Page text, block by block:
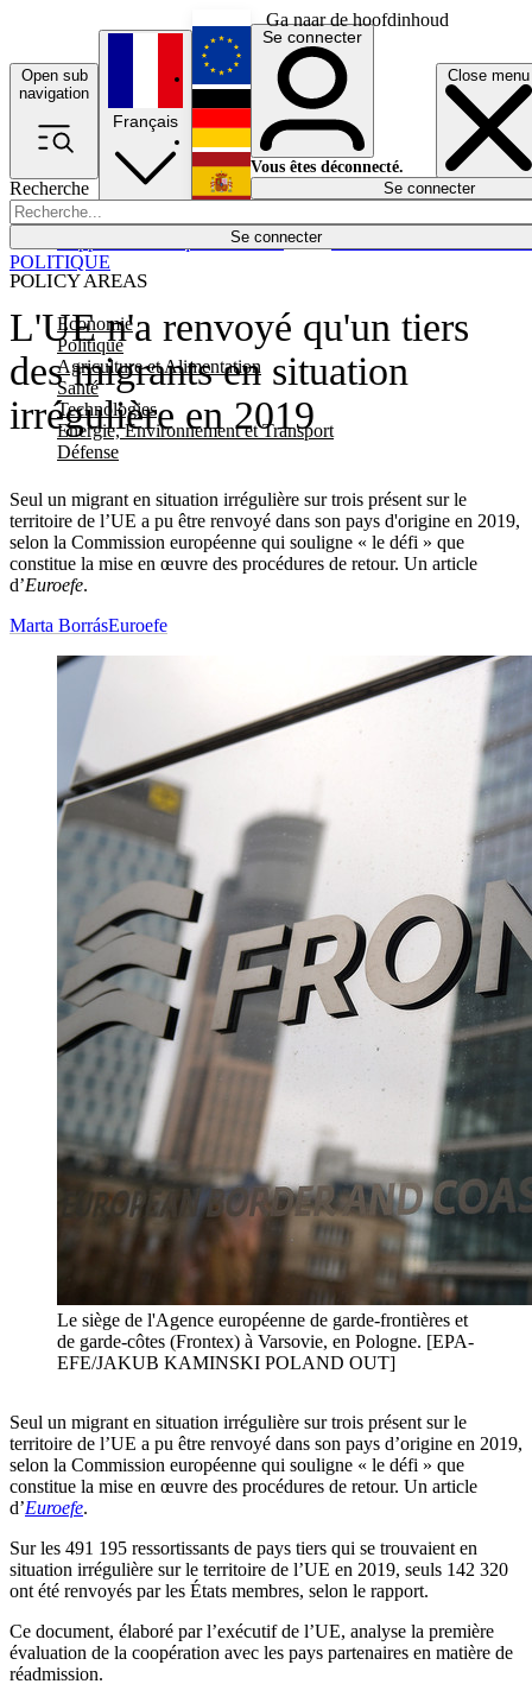
Ga naar de hoofdinhoud
Open sub
navigation
Close menu
Recherche
Se connecter
POLICY AREAS
Economie
Politique
Agriculture et Alimentation
Santé
Technologies
Energie, Environnement et Transport
Défense
Économie
Français
English
Deutsch
Español
Se connecter
Vous êtes déconnecté.
Se connecter
L'UE n'a renvoyé qu'un tiers
des migrants en situation
irrégulière en 2019
Seul un migrant en situation irrégulière sur trois présent sur le
territoire de l’UE a pu être renvoyé dans son pays d'origine en 2019,
selon la Commission européenne qui souligne « le défi » que
constitue la mise en œuvre des procédures de retour. Un article
d’Euroefe.
POLITIQUE
Marta BorrásEuroefe
Le siège de l'Agence européenne de garde-frontières et
de garde-côtes (Frontex) à Varsovie, en Pologne. [EPA-
EFE/JAKUB KAMINSKI POLAND OUT]
Seul un migrant en situation irrégulière sur trois présent sur le
territoire de l’UE a pu être renvoyé dans son pays d’origine en 2019,
selon la Commission européenne qui souligne « le défi » que
constitue la mise en œuvre des procédures de retour. Un article
d’Euroefe.
Sur les 491 195 ressortissants de pays tiers qui se trouvaient en
situation irrégulière sur le territoire de l’UE en 2019, seuls 142 320
ont été renvoyés par les États membres, selon le rapport.
Ce document, élaboré par l’exécutif de l’UE, analyse la première
évaluation de la coopération avec les pays partenaires en matière de
réadmission.